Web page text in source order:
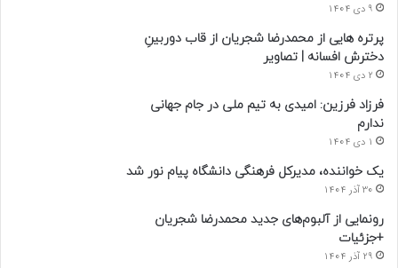
9 دی 1404
پرتره هایی از محمدرضا شجریان از قاب دوربینِ
دخترش افسانه | تصاویر
2 دی 1404
فرزاد فرزین: امیدی به تیم ملی در جام جهانی
ندارم
1 دی 1404
یک خواننده، مدیرکل فرهنگی دانشگاه پیام نور شد
30 آذر 1404
رونمایی از آلبوم‌های جدید محمدرضا شجریان
+جزئیات
29 آذر 1404